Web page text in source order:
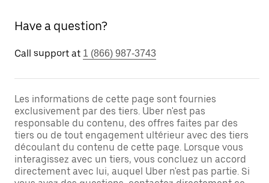
Have a question?
Call support at 1 (866) 987-3743
Les informations de cette page sont fournies
exclusivement par des tiers. Uber n'est pas
responsable du contenu, des offres faites par des
tiers ou de tout engagement ultérieur avec des tiers
découlant du contenu de cette page. Lorsque vous
interagissez avec un tiers, vous concluez un accord
directement avec lui, auquel Uber n'est pas partie. Si